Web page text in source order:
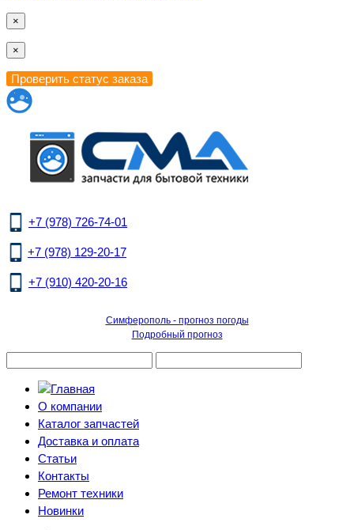
×
×
+7 (978) 726-74-01
+7 (978) 129-20-17
+7 (910) 420-20-16
Симферополь - прогноз погоды
Подробный прогноз
О компании
Каталог запчастей
Доставка и оплата
Статьи
Контакты
Ремонт техники
Новинки